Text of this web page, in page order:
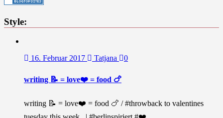
Style:
16. Februar 2017 Tatjana 0
writing 📝 = love❤️ = food 🍗
writing 📝 = love❤️ = food 🍗 / #throwback to valentines